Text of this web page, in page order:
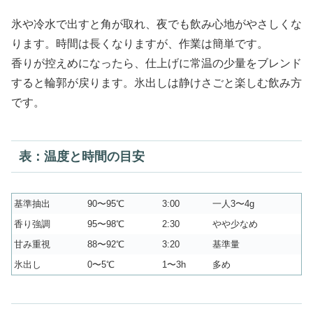
氷や冷水で出すと角が取れ、夜でも飲み心地がやさしくな
ります。時間は長くなりますが、作業は簡単です。
香りが控えめになったら、仕上げに常温の少量をブレンド
すると輪郭が戻ります。氷出しは静けさごと楽しむ飲み方
です。
表：温度と時間の目安
基準抽出 90〜95℃ 3:00
一人3〜4g
香り強調
95〜98℃ 2:30
やや少なめ
甘み重視
88〜92℃ 3:20
基準量
氷出し
0〜5℃ 1〜3h 多め